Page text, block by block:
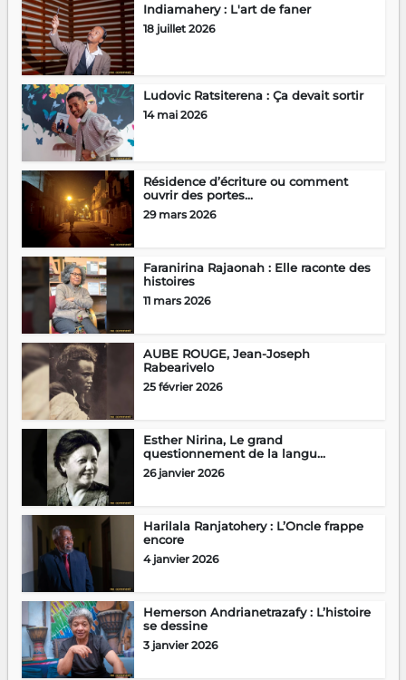
Indiamahery : L'art de faner
18 juillet 2026
Ludovic Ratsiterena : Ça devait sortir
14 mai 2026
Résidence d’écriture ou comment
ouvrir des portes...
29 mars 2026
Faranirina Rajaonah : Elle raconte des
histoires
11 mars 2026
AUBE ROUGE, Jean-Joseph
Rabearivelo
25 février 2026
Esther Nirina, Le grand
questionnement de la langu...
26 janvier 2026
Harilala Ranjatohery : L’Oncle frappe
encore
4 janvier 2026
Hemerson Andrianetrazafy : L’histoire
se dessine
3 janvier 2026